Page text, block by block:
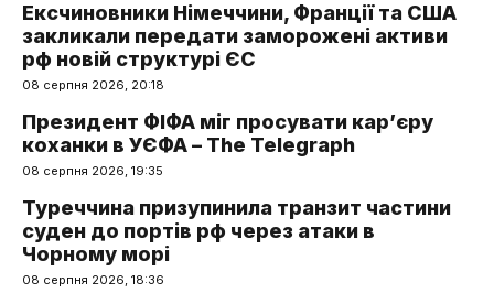
Ексчиновники Німеччини, Франції та США
закликали передати заморожені активи
рф новій структурі ЄС
08 серпня 2026, 20:18
Президент ФІФА міг просувати кар’єру
коханки в УЄФА – The Telegraph
08 серпня 2026, 19:35
Туреччина призупинила транзит частини
суден до портів рф через атаки в
Чорному морі
08 серпня 2026, 18:36